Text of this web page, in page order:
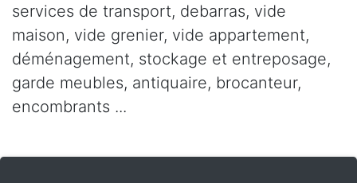
services de transport, debarras, vide
maison, vide grenier, vide appartement,
déménagement, stockage et entreposage,
garde meubles, antiquaire, brocanteur,
encombrants ...